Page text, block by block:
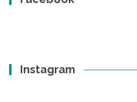
Instagram